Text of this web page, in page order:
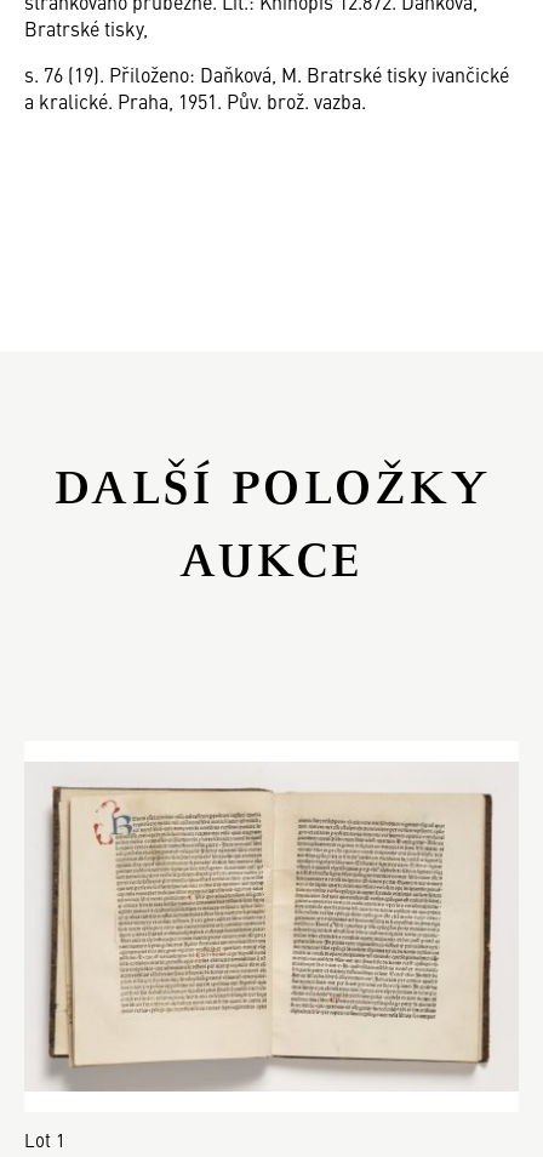
Bratrské tisky,
s. 76 (19). Přiloženo: Daňková, M. Bratrské tisky ivančické
a kralické. Praha, 1951. Pův. brož. vazba.
DALŠÍ POLOŽKY
AUKCE
Lot 1